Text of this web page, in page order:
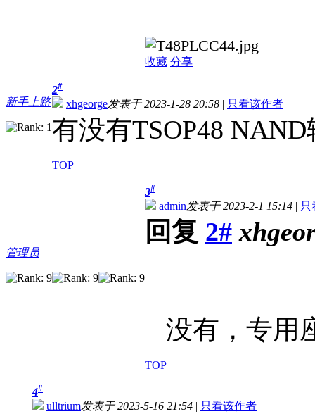
收藏 分享
新手上路
2#
xhgeorge发表于 2023-1-28 20:58 | 只看该作者
有没有TSOP48
TOP
管理员
3#
admin发表于 2023-2-1 15:14 | 只
回复 2#
没有，专用
TOP
4#
ulltrium发表于 2023-5-16 21:54 | 只看该作者